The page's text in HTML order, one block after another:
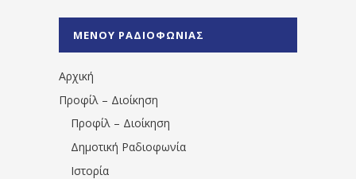
1531194763766854/" artist="" ]
ΜΕΝΟΥ ΡΑΔΙΟΦΩΝΙΑΣ
Αρχική
Προφίλ – Διοίκηση
Προφίλ – Διοίκηση
Δημοτική Ραδιοφωνία
Ιστορία